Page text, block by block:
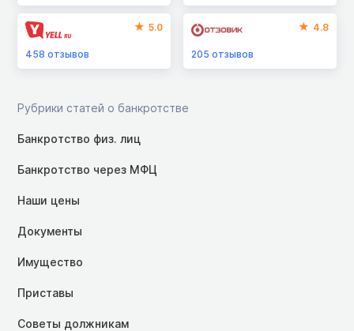
5.0
458 отзывов
4.8
205отзывов
Рубрики статей о банкротстве
Банкротство физ. лиц
Банкротство через МФЦ
Наши цены
Документы
Имущество
Приставы
Советы должникам